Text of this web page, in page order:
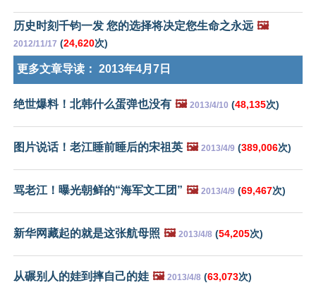
历史时刻千钧一发 您的选择将决定您生命之永远 🖼️
2012/11/17 (24,620次)
更多文章导读： 2013年4月7日
绝世爆料！北韩什么蛋弹也没有 🖼️ 2013/4/10 (48,135次)
图片说话！老江睡前睡后的宋祖英 🖼️ 2013/4/9 (389,006次)
骂老江！曝光朝鲜的“海军文工团” 🖼️ 2013/4/9 (69,467次)
新华网藏起的就是这张航母照 🖼️ 2013/4/8 (54,205次)
从碾别人的娃到摔自己的娃 🖼️ 2013/4/8 (63,073次)